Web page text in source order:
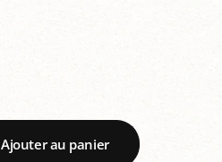
Ajouter au panier